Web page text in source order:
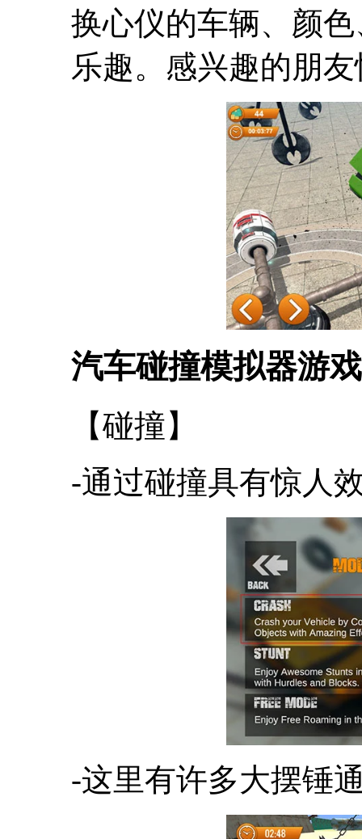
换心仪的车辆、颜
乐趣。感兴趣的朋
汽车碰撞模拟器游
【碰撞】
-通过碰撞具有惊人
-这里有许多大摆锤